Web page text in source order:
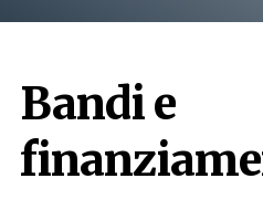
Bandi e